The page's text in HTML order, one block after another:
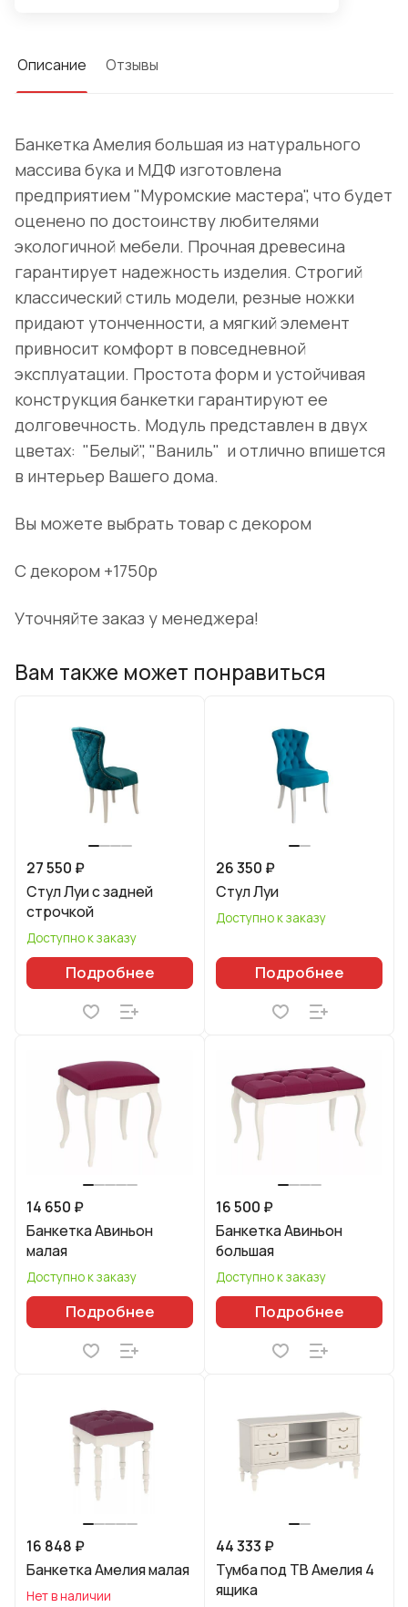
Описание Отзывы
Банкетка Амелия большая из натурального
массива бука и МДФ изготовлена
предприятием "Муромские мастера", что будет
оценено по достоинству любителями
экологичной мебели. Прочная древесина
гарантирует надежность изделия. Строгий
классический стиль модели, резные ножки
придают утонченности, а мягкий элемент
привносит комфорт в повседневной
эксплуатации. Простота форм и устойчивая
конструкция банкетки гарантируют ее
долговечность. Модуль представлен в двух
цветах: "Белый", "Ваниль" и отлично впишется
в интерьер Вашего дома.
Вы можете выбрать товар с декором
С декором +1750р
Уточняйте заказ у менеджера!
Вам также может понравиться
27 550 ₽
Стул Луи с задней
строчкой
Доступно к заказу
Подробнее
26 350 ₽
Стул Луи
Доступно к заказу
Подробнее
14 650 ₽
Банкетка Авиньон
малая
Доступно к заказу
Подробнее
16 500 ₽
Банкетка Авиньон
большая
Доступно к заказу
Подробнее
16 848 ₽
Банкетка Амелия малая
Нет в наличии
44 333 ₽
Тумба под ТВ Амелия 4
ящика